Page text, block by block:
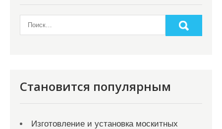
Становится популярным
Изготовление и установка москитных